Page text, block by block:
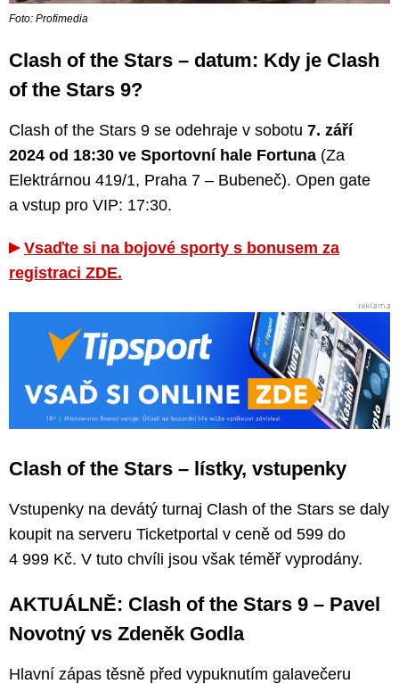
Foto: Profimedia
Clash of the Stars – datum: Kdy je Clash
of the Stars 9?
Clash of the Stars 9 se odehraje v sobotu 7. září
2024 od 18:30 ve Sportovní hale Fortuna (Za
Elektrárnou 419/1, Praha 7 – Bubeneč). Open gate
a vstup pro VIP: 17:30.
Vsaďte si na bojové sporty s bonusem za
registraci ZDE.
Clash of the Stars – lístky, vstupenky
Vstupenky na devátý turnaj Clash of the Stars se daly
koupit na serveru Ticketportal v ceně od 599 do
4 999 Kč. V tuto chvíli jsou však téměř vyprodány.
AKTUÁLNĚ: Clash of the Stars 9 – Pavel
Novotný vs Zdeněk Godla
Hlavní zápas těsně před vypuknutím galavečeru